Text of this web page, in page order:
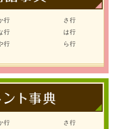
行
さ行
行
は行
行
ら行
行
さ行